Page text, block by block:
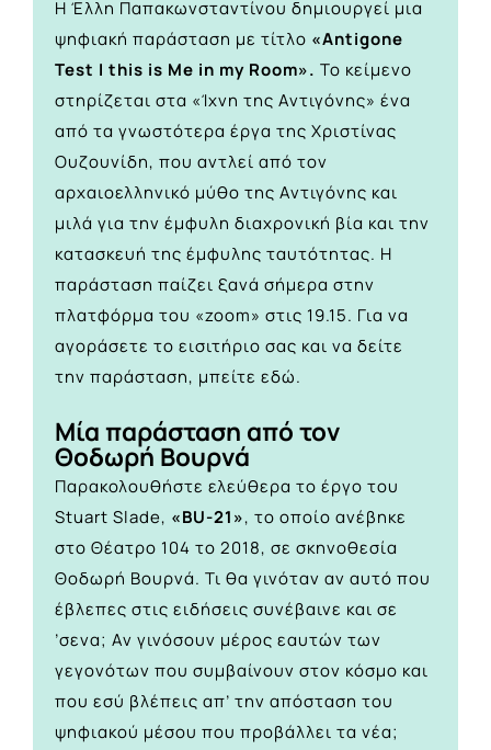
Η Έλλη Παπακωνσταντίνου δημιουργεί μια
ψηφιακή παράσταση με τίτλο «Antigone
Test Ι this is Me in my Room». Το κείμενο
στηρίζεται στα «Ίχνη της Αντιγόνης» ένα
από τα γνωστότερα έργα της Χριστίνας
Ουζουνίδη, που αντλεί από τον
αρχαιοελληνικό μύθο της Αντιγόνης και
μιλά για την έμφυλη διαχρονική βία και την
κατασκευή της έμφυλης ταυτότητας. Η
παράσταση παίζει ξανά σήμερα στην
πλατφόρμα του «zoom» στις 19.15. Για να
αγοράσετε το εισιτήριο σας και να δείτε
την παράσταση, μπείτε εδώ.
Μία παράσταση από τον
Θοδωρή Βουρνά
Παρακολουθήστε ελεύθερα το έργο του
Stuart Slade, «BU-21», το οποίο ανέβηκε
στο Θέατρο 104 το 2018, σε σκηνοθεσία
Θοδωρή Βουρνά. Τι θα γινόταν αν αυτό που
έβλεπες στις ειδήσεις συνέβαινε και σε
’σενα; Αν γινόσουν μέρος εαυτών των
γεγονότων που συμβαίνουν στον κόσμο και
που εσύ βλέπεις απ’ την απόσταση του
ψηφιακού μέσου που προβάλλει τα νέα;